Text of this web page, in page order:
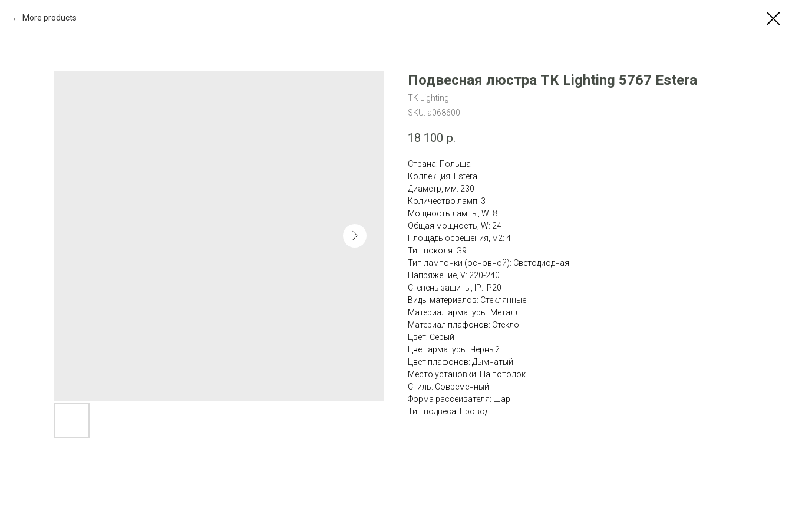
More products
Подвесная люстра TK Lighting 5767 Estera
TK Lighting
SKU: a068600
18 100 р.
Страна: Польша
Коллекция: Estera
Диаметр, мм: 230
Количество ламп: 3
Мощность лампы, W: 8
Общая мощность, W: 24
Площадь освещения, м2: 4
Тип цоколя: G9
Тип лампочки (основной): Светодиодная
Напряжение, V: 220-240
Степень защиты, IP: IP20
Виды материалов: Стеклянные
Материал арматуры: Металл
Материал плафонов: Стекло
Цвет: Серый
Цвет арматуры: Черный
Цвет плафонов: Дымчатый
Место установки: На потолок
Стиль: Современный
Форма рассеивателя: Шар
Тип подвеса: Провод